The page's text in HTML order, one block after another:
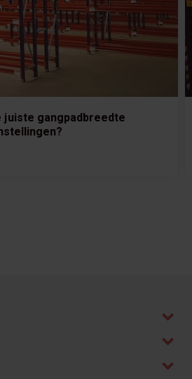
juiste gangpadbreedte